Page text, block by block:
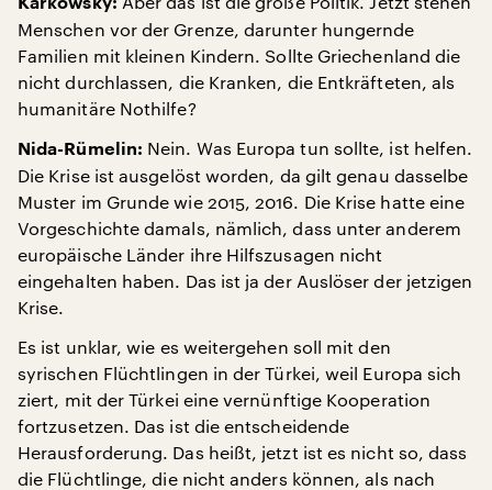
Menschen vor der Grenze, darunter hungernde
Familien mit kleinen Kindern. Sollte Griechenland die
nicht durchlassen, die Kranken, die Entkräfteten, als
humanitäre Nothilfe?
Nida-Rümelin: Nein. Was Europa tun sollte, ist helfen.
Die Krise ist ausgelöst worden, da gilt genau dasselbe
Muster im Grunde wie 2015, 2016. Die Krise hatte eine
Vorgeschichte damals, nämlich, dass unter anderem
europäische Länder ihre Hilfszusagen nicht
eingehalten haben. Das ist ja der Auslöser der jetzigen
Krise.
Es ist unklar, wie es weitergehen soll mit den
syrischen Flüchtlingen in der Türkei, weil Europa sich
ziert, mit der Türkei eine vernünftige Kooperation
fortzusetzen. Das ist die entscheidende
Herausforderung. Das heißt, jetzt ist es nicht so, dass
die Flüchtlinge, die nicht anders können, als nach